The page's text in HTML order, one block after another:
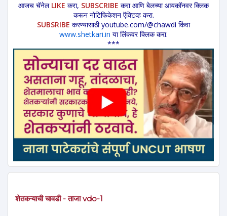
आजच चॅनेल LIKE करा, SUBSCRIBE करा आणि बेलच्या आयकॉनवर क्लिक
करून नोटिफिकेशन ऍक्टिव्ह करा.
SUBSRIBE करण्यासाठी youtube.com/@chawdi किंवा
www.shetkari.in या लिंकवर क्लिक करा.
***
शेतकऱ्याची चावडी - ताजा vdo-1